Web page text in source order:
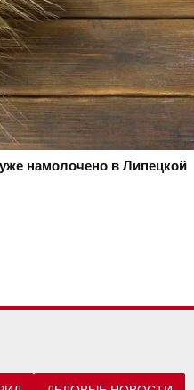
намолочено в Липецкой